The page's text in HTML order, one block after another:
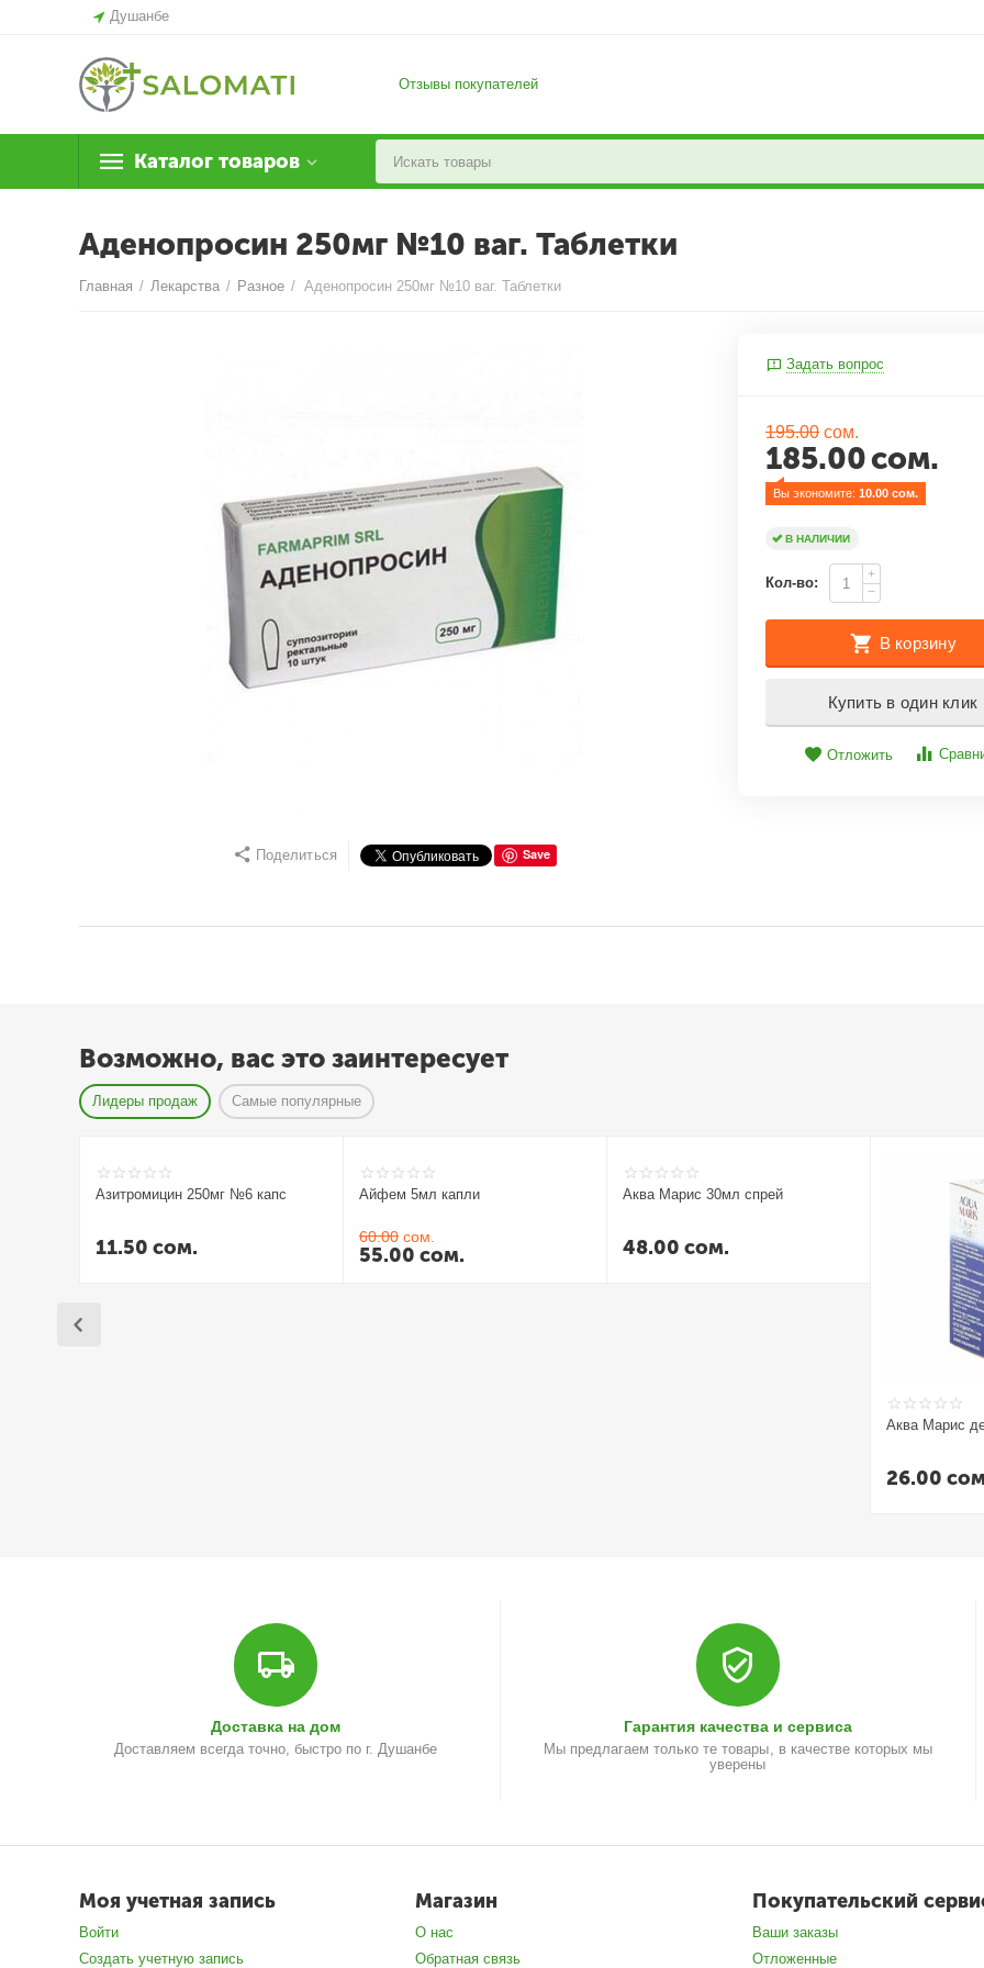
Душанбе
Отзывы покупателей
Каталог товаров
Аденопросин 250мг №10 ваг. Таблетки
Главная / Лекарства / Разное / Аденопросин 250мг №10 ваг. Таблетки
Поделиться Save
Задать вопрос
195.00 сом.
185.00сом.
Вы экономите: 10.00 сом.
В НАЛИЧИИ
Кол-во:
+
−
В корзину
Купить в один клик
Отложить
Возможно, вас это заинтересует
Лидеры продаж Самые популярные
Азитромицин 250мг №6 капс
11.50 сом.
Айфем 5мл капли
60.00 сом.
55.00 сом.
Аква Марис 30мл спрей
48.00 сом.
Аква Марис
26.00
Доставка на дом
Доставляем всегда точно, быстро по г. Душанбе
Гарантия качества и сервиса
Мы предлагаем только те товары, в качестве которых мы
уверены
Моя учетная запись
Войти
Создать учетную запись
Магазин
О нас
Обратная связь
Покупательский
Ваши заказы
Отложенные